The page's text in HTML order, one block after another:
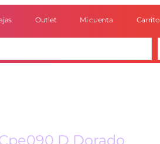
Outlet Mi cuenta Carrito
D Dorado